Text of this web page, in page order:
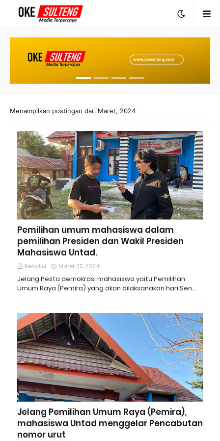
Menampilkan postingan dari Maret, 2024
Pemilihan umum mahasiswa dalam
pemilihan Presiden dan Wakil Presiden
Mahasiswa Untad.
Redaksi Maret 25, 2024
Jelang Pesta demokrasi mahasiswa yaitu Pemilihan
Umum Raya (Pemira) yang akan dilaksanakan hari Sen…
Jelang Pemilihan Umum Raya (Pemira),
mahasiswa Untad menggelar Pencabutan
nomor urut